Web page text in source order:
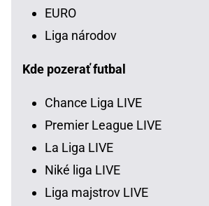
EURO
Liga národov
Kde pozerať futbal
Chance Liga LIVE
Premier League LIVE
La Liga LIVE
Niké liga LIVE
Liga majstrov LIVE